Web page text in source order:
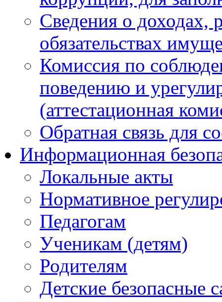
Сведения о доходах,
обязательствах
Комиссия по
поведению и
(аттестационная
Обратная связь для
Информационная
Локальные акты
Нормативное
Педагогам
Ученикам (детям)
Родителям
Детские безопасные